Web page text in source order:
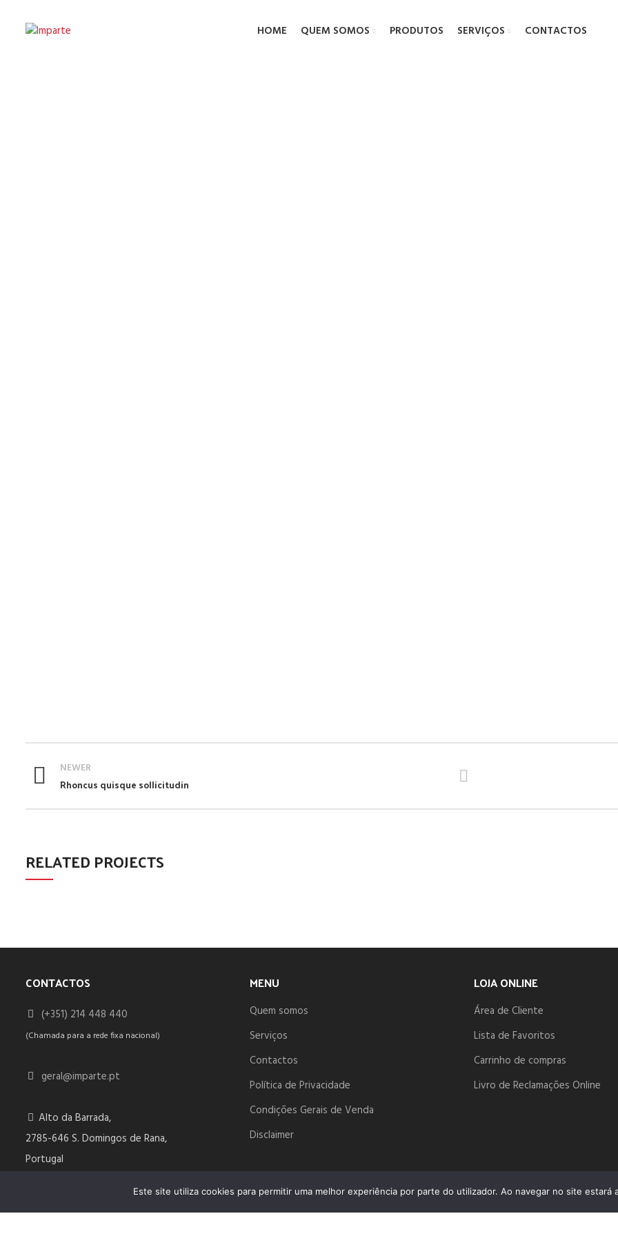
HOME QUEM SOMOS PRODUTOS SERVIÇOS CONTACTOS
NEWER
Rhoncus quisque sollicitudin
RELATED PROJECTS
CONTACTOS
(+351) 214 448 440
(Chamada para a rede fixa nacional)
geral@imparte.pt
Alto da Barrada,
2785-646 S. Domingos de Rana,
Portugal
MENU
Quem somos
Serviços
Contactos
Política de Privacidade
Condições Gerais de Venda
Disclaimer
LOJA ONLINE
Área de Cliente
Lista de Favoritos
Carrinho de compras
Livro de Reclamações Online
© 2023 IMPARTE. All Rights Reserved. Desenvolvido porDOMINIOS.PT
Este site utiliza cookies para permitir uma melhor experiência por parte do utilizador. Ao navegar no site estará